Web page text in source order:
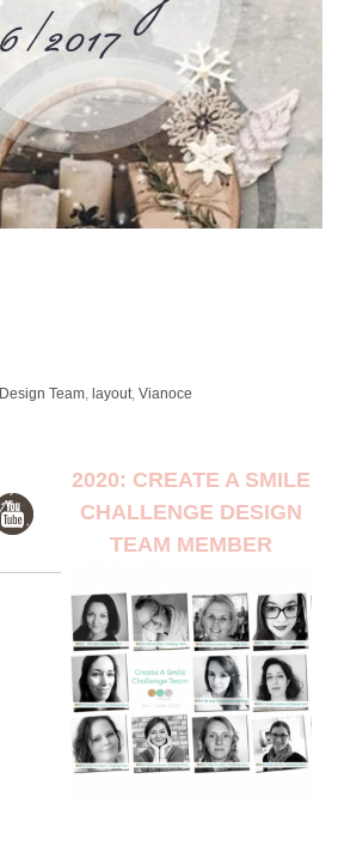
Design Team, layout,Vianoce
2020: CREATE A SMILE
CHALLENGE DESIGN
TEAM MEMBER